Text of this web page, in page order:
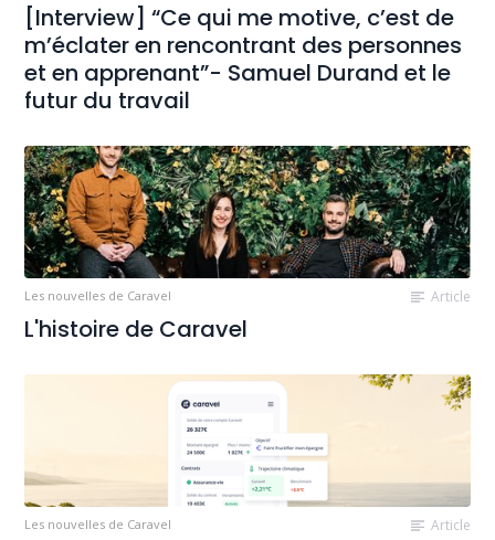
[Interview] “Ce qui me motive, c’est de
m’éclater en rencontrant des personnes
et en apprenant”- Samuel Durand et le
futur du travail
Les nouvelles de Caravel Article
L'histoire de Caravel
Les nouvelles de Caravel Article